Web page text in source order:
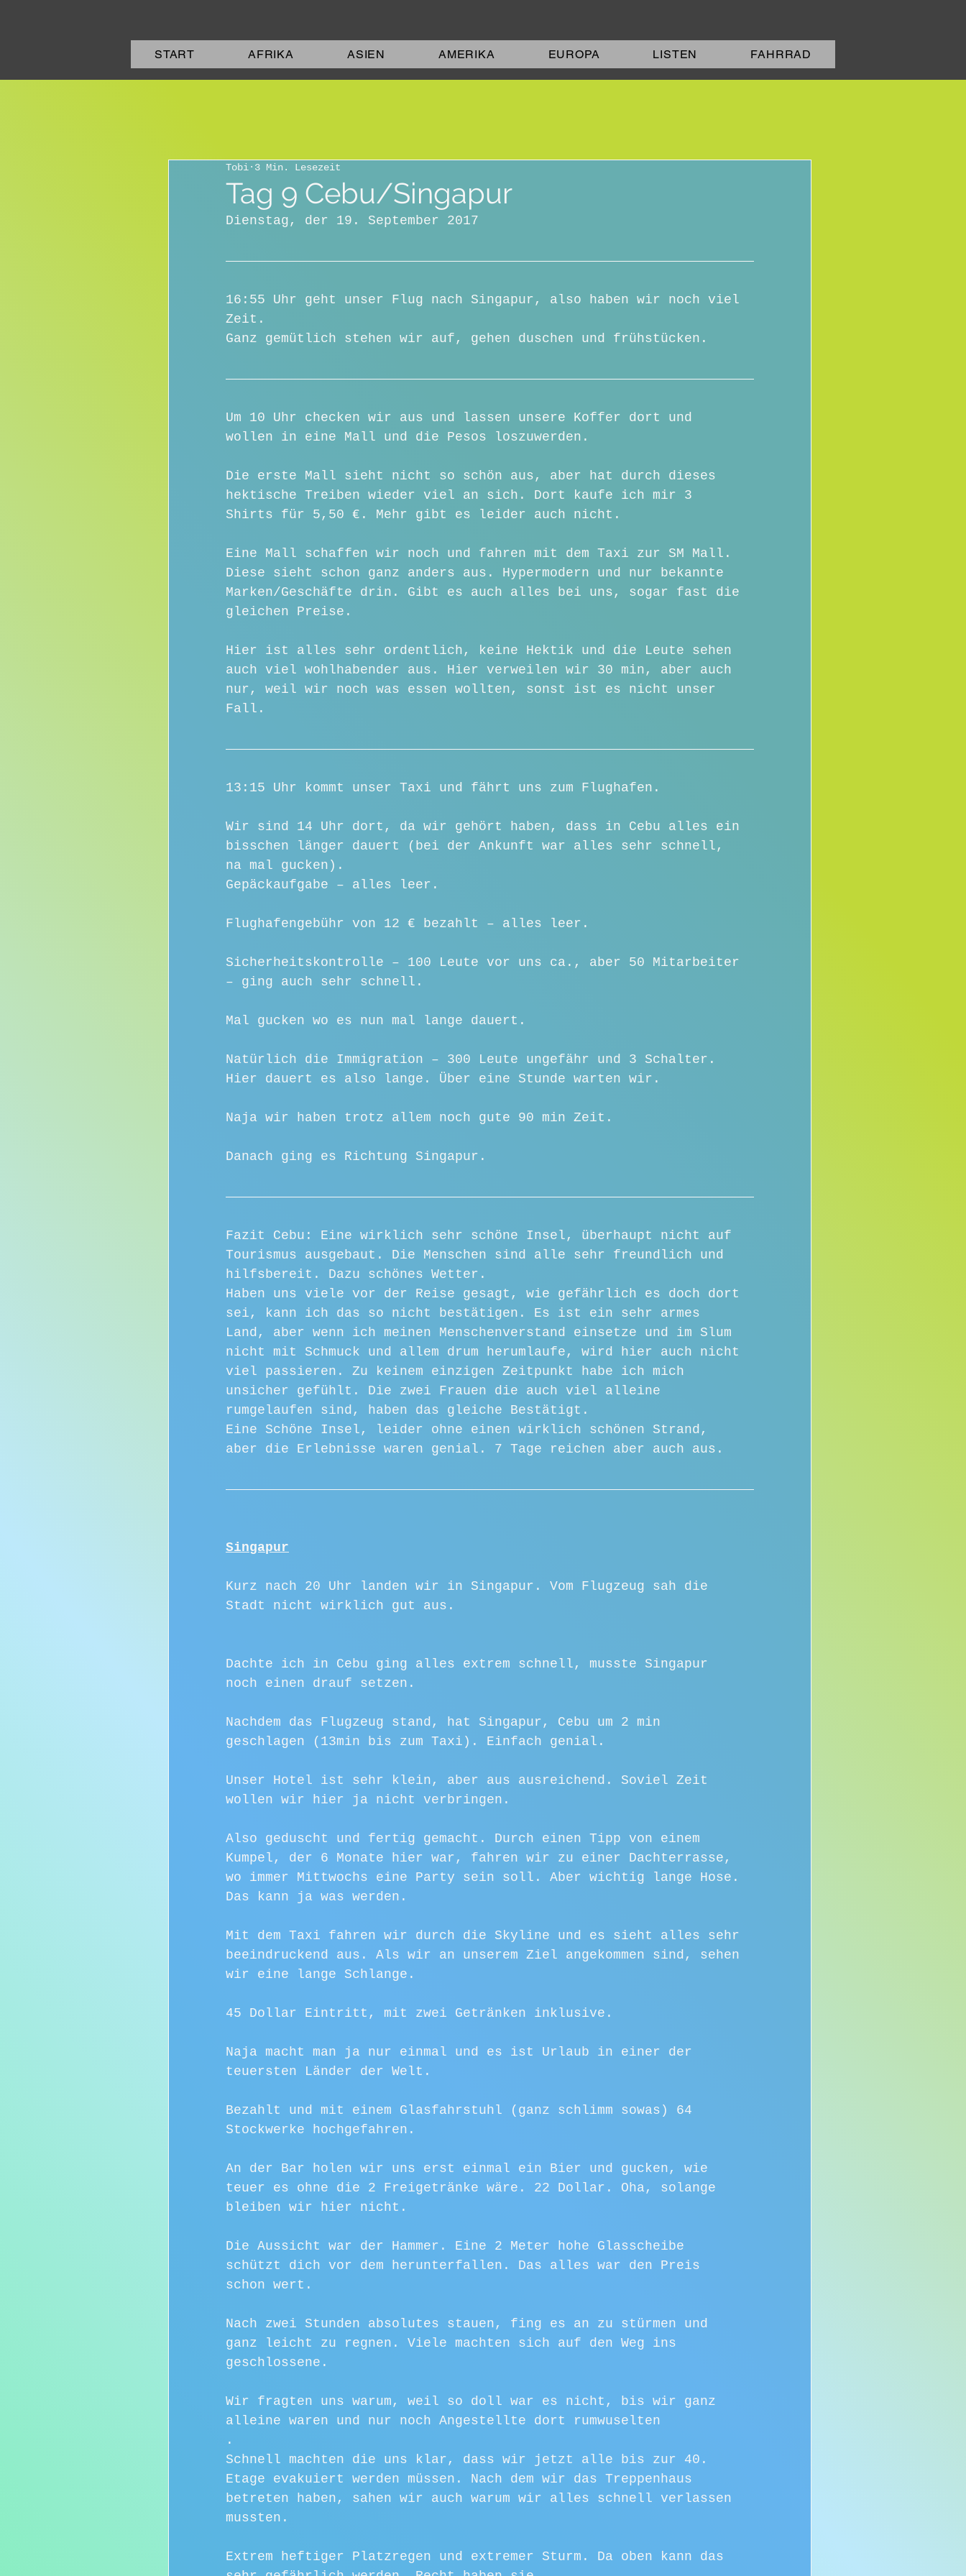
START AFRIKA ASIEN AMERIKA EUROPA LISTEN FAHRRAD
Tag 9 Cebu/Singapur
Tobi 3 Min. Lesezeit
Dienstag, der 19. September 2017
16:55 Uhr geht unser Flug nach Singapur, also haben wir noch viel
Zeit.
Ganz gemütlich stehen wir auf, gehen duschen und frühstücken.
Um 10 Uhr checken wir aus und lassen unsere Koffer dort und
wollen in eine Mall und die Pesos loszuwerden.
Die erste Mall sieht nicht so schön aus, aber hat durch dieses
hektische Treiben wieder viel an sich. Dort kaufe ich mir 3
Shirts für 5,50 €. Mehr gibt es leider auch nicht.
Eine Mall schaffen wir noch und fahren mit dem Taxi zur SM Mall.
Diese sieht schon ganz anders aus. Hypermodern und nur bekannte
Marken/Geschäfte drin. Gibt es auch alles bei uns, sogar fast die
gleichen Preise.
Hier ist alles sehr ordentlich, keine Hektik und die Leute sehen
auch viel wohlhabender aus. Hier verweilen wir 30 min, aber auch
nur, weil wir noch was essen wollten, sonst ist es nicht unser
Fall.
13:15 Uhr kommt unser Taxi und fährt uns zum Flughafen.
Wir sind 14 Uhr dort, da wir gehört haben, dass in Cebu alles ein
bisschen länger dauert (bei der Ankunft war alles sehr schnell,
na mal gucken).
Gepäckaufgabe – alles leer.
Flughafengebühr von 12 € bezahlt – alles leer.
Sicherheitskontrolle – 100 Leute vor uns ca., aber 50 Mitarbeiter
– ging auch sehr schnell.
Mal gucken wo es nun mal lange dauert.
Natürlich die Immigration – 300 Leute ungefähr und 3 Schalter.
Hier dauert es also lange. Über eine Stunde warten wir.
Naja wir haben trotz allem noch gute 90 min Zeit.
Danach ging es Richtung Singapur.
Fazit Cebu: Eine wirklich sehr schöne Insel, überhaupt nicht auf
Tourismus ausgebaut. Die Menschen sind alle sehr freundlich und
hilfsbereit. Dazu schönes Wetter.
Haben uns viele vor der Reise gesagt, wie gefährlich es doch dort
sei, kann ich das so nicht bestätigen. Es ist ein sehr armes
Land, aber wenn ich meinen Menschenverstand einsetze und im Slum
nicht mit Schmuck und allem drum herumlaufe, wird hier auch nicht
viel passieren. Zu keinem einzigen Zeitpunkt habe ich mich
unsicher gefühlt. Die zwei Frauen die auch viel alleine
rumgelaufen sind, haben das gleiche Bestätigt.
Eine Schöne Insel, leider ohne einen wirklich schönen Strand,
aber die Erlebnisse waren genial. 7 Tage reichen aber auch aus.
Singapur
Kurz nach 20 Uhr landen wir in Singapur. Vom Flugzeug sah die
Stadt nicht wirklich gut aus.
Dachte ich in Cebu ging alles extrem schnell, musste Singapur
noch einen drauf setzen.
Nachdem das Flugzeug stand, hat Singapur, Cebu um 2 min
geschlagen (13min bis zum Taxi). Einfach genial.
Unser Hotel ist sehr klein, aber aus ausreichend. Soviel Zeit
wollen wir hier ja nicht verbringen.
Also geduscht und fertig gemacht. Durch einen Tipp von einem
Kumpel, der 6 Monate hier war, fahren wir zu einer Dachterrasse,
wo immer Mittwochs eine Party sein soll. Aber wichtig lange Hose.
Das kann ja was werden.
Mit dem Taxi fahren wir durch die Skyline und es sieht alles sehr
beeindruckend aus. Als wir an unserem Ziel angekommen sind, sehen
wir eine lange Schlange.
45 Dollar Eintritt, mit zwei Getränken inklusive.
Naja macht man ja nur einmal und es ist Urlaub in einer der
teuersten Länder der Welt.
Bezahlt und mit einem Glasfahrstuhl (ganz schlimm sowas) 64
Stockwerke hochgefahren.
An der Bar holen wir uns erst einmal ein Bier und gucken, wie
teuer es ohne die 2 Freigetränke wäre. 22 Dollar. Oha, solange
bleiben wir hier nicht.
Die Aussicht war der Hammer. Eine 2 Meter hohe Glasscheibe
schützt dich vor dem herunterfallen. Das alles war den Preis
schon wert.
Nach zwei Stunden absolutes stauen, fing es an zu stürmen und
ganz leicht zu regnen. Viele machten sich auf den Weg ins
geschlossene.
Wir fragten uns warum, weil so doll war es nicht, bis wir ganz
alleine waren und nur noch Angestellte dort rumwuselten
.
Schnell machten die uns klar, dass wir jetzt alle bis zur 40.
Etage evakuiert werden müssen. Nach dem wir das Treppenhaus
betreten haben, sahen wir auch warum wir alles schnell verlassen
mussten.
Extrem heftiger Platzregen und extremer Sturm. Da oben kann das